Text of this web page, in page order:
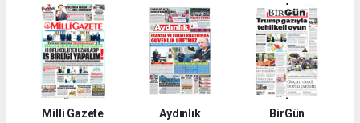
Milli Gazete
Aydınlık
BirGün